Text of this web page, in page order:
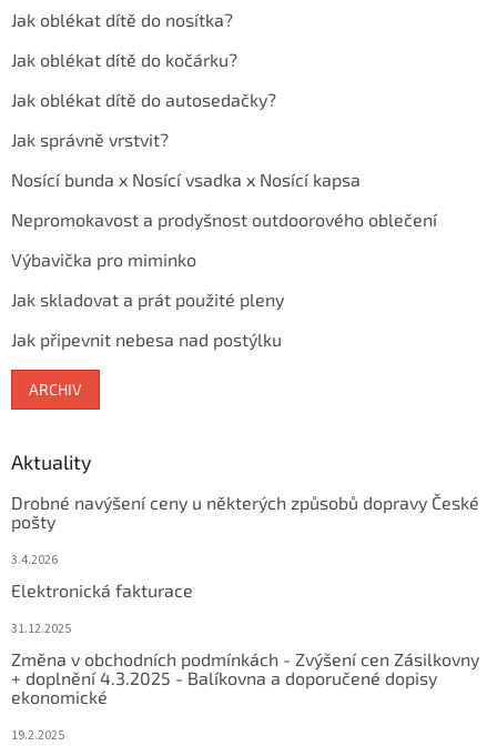
Jak oblékat dítě do nosítka?
Jak oblékat dítě do kočárku?
Jak oblékat dítě do autosedačky?
Jak správně vrstvit?
Nosící bunda x Nosící vsadka x Nosící kapsa
Nepromokavost a prodyšnost outdoorového oblečení
Výbavička pro miminko
Jak skladovat a prát použité pleny
Jak připevnit nebesa nad postýlku
ARCHIV
Aktuality
Drobné navýšení ceny u některých způsobů dopravy České
pošty
3.4.2026
Elektronická fakturace
31.12.2025
Změna v obchodních podmínkách - Zvýšení cen Zásilkovny
+ doplnění 4.3.2025 - Balíkovna a doporučené dopisy
ekonomické
19.2.2025